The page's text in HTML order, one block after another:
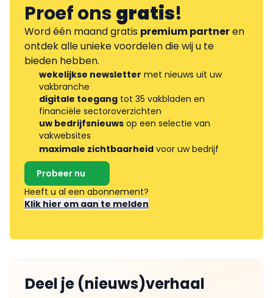
Proef onsgratis!
Word één maand gratis premium partneren
ontdek alle unieke voordelen die wij u te
bieden hebben.
wekelijkse newsletter met nieuws uit uw
vakbranche
digitale toegang tot 35 vakbladen en
financiële sectoroverzichten
uw bedrijfsnieuws op een selectie van
vakwebsites
maximale zichtbaarheid voor uw bedrijf
Probeer nu
Heeft u al een abonnement?
Klik hier om aan te melden
Deel je (nieuws)verhaal